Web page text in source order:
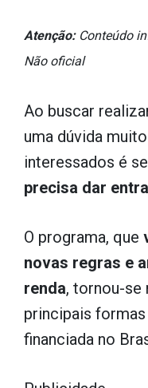
Atenção:Conteúdo
Não oficial
Ao buscar
uma dúvida
interessados é se
precisa dar
O programa, que
novas regras e
renda, tornou-se
principais
financiada no